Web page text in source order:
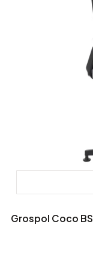
Grospol Coco